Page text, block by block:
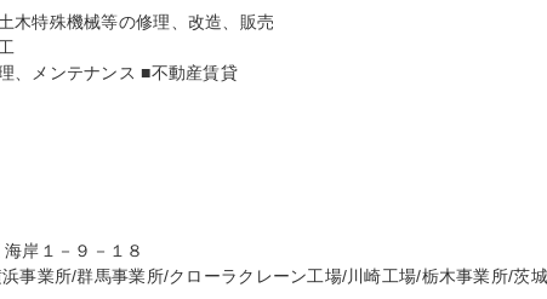
木特殊機械等の修理、改造、販売
、メンテナンス ■不動産賃貸
岸１－９－１８
事業所/群馬事業所/クローラクレーン工場/川崎工場/栃木事業所/茨城